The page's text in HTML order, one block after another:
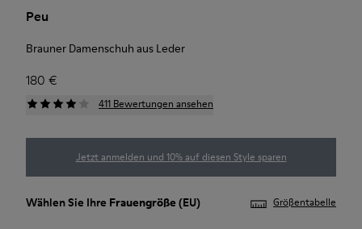
Peu
Brauner Damenschuh aus Leder
180 €
411 Bewertungen ansehen
Jetzt anmelden und 10% auf diesen Style sparen
Wählen Sie Ihre Frauengröße (EU) Größentabelle